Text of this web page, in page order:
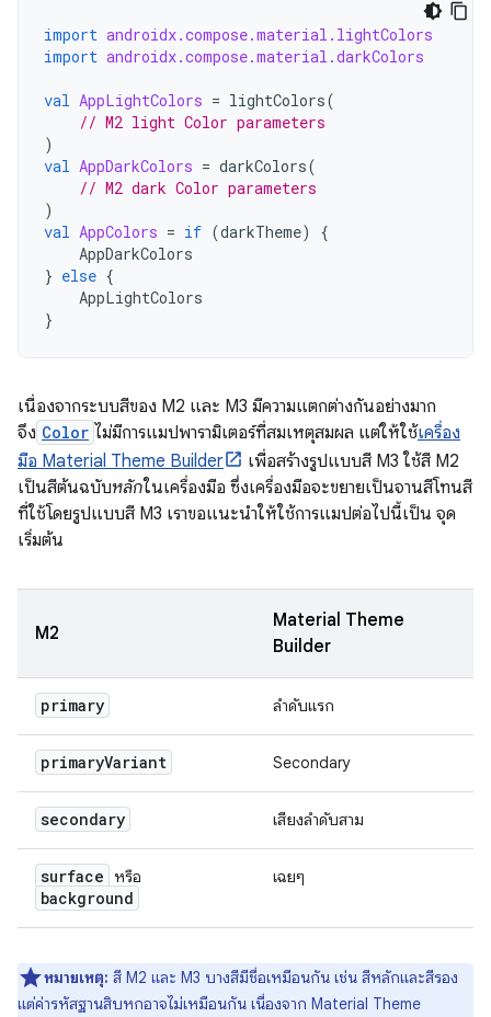
import androidx.compose.material.lightColors
import androidx.compose.material.darkColors
val AppLightColors = lightColors(
// M2 light Color parameters
)
val AppDarkColors = darkColors(
// M2 dark Color parameters
)
val AppColors = if (darkTheme)
{
AppDarkColors
} else {
AppLightColors
}
เนื่องจากระบบสีของ M2 และ M3 มีความแตกต่างกันอย่างมาก
จึง Color ไม่มีการแมปพารามิเตอร์ที่สมเหตุสมผล แต่ให้ใช้เครื่อง
มือ Material Theme Builder
เพื่อสร้างรูปแบบสี M3 ใช้สี M2
เป็นสีต้นฉบับหลักในเครื่องมือ ซึ่งเครื่องมือจะขยายเป็นจานสีโทนสี
ที่ใช้โดยรูปแบบสี M3 เราขอแนะนำให้ใช้การแมปต่อไปนี้เป็น จุด
เริ่มต้น
M2
Material Theme
Builder
primary ลำดับแรก
primaryVariant Secondary
secondary เสียงลำดับสาม
surface หรือ
background
เฉยๆ
หมายเหตุ: สี M2 และ M3 บางสีมีชื่อเหมือนกัน เช่น สีหลักและสีรอง
แต่ค่ารหัสฐานสิบหกอาจไม่เหมือนกัน เนื่องจาก Material Theme